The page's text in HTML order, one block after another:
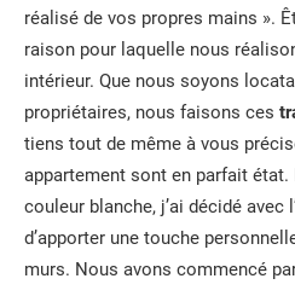
réalisé de vos propres mains ».
raison pour laquelle nous
intérieur. Que nous soyons
propriétaires, nous faisons ces
tiens tout de même à vous
appartement sont en parfait
couleur blanche, j’ai décidé avec
d’apporter une touche
murs. Nous avons commencé